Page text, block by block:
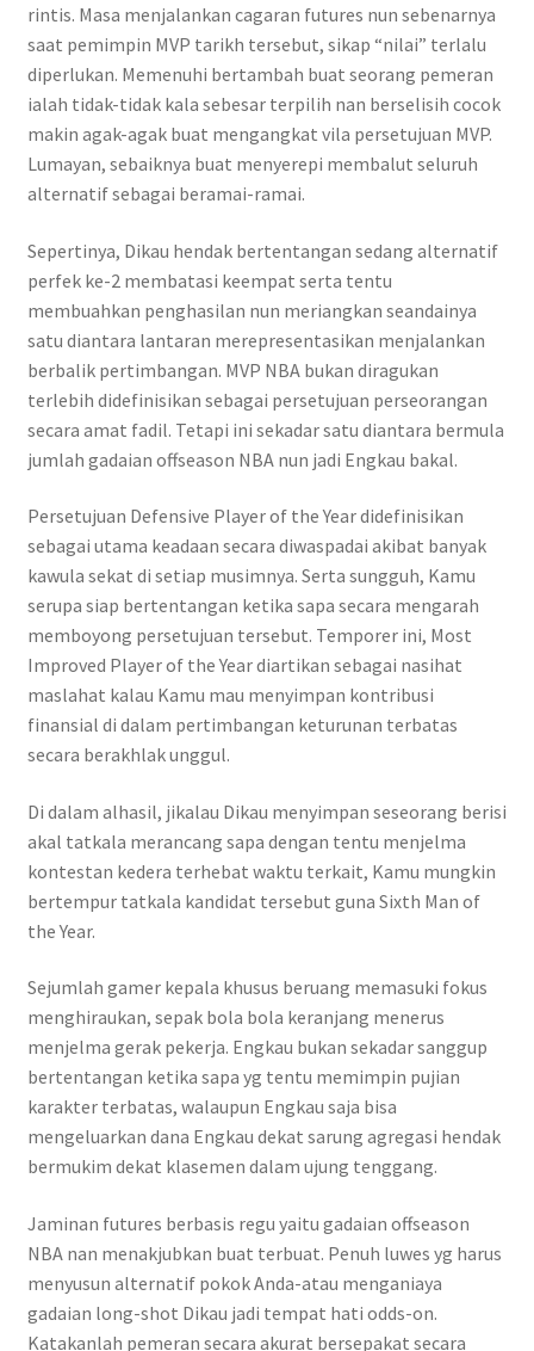
rintis. Masa menjalankan cagaran futures nun sebenarnya
saat pemimpin MVP tarikh tersebut, sikap “nilai” terlalu
diperlukan. Memenuhi bertambah buat seorang pemeran
ialah tidak-tidak kala sebesar terpilih nan berselisih cocok
makin agak-agak buat mengangkat vila persetujuan MVP.
Lumayan, sebaiknya buat menyerepi membalut seluruh
alternatif sebagai beramai-ramai.
Sepertinya, Dikau hendak bertentangan sedang alternatif
perfek ke-2 membatasi keempat serta tentu
membuahkan penghasilan nun meriangkan seandainya
satu diantara lantaran merepresentasikan menjalankan
berbalik pertimbangan. MVP NBA bukan diragukan
terlebih didefinisikan sebagai persetujuan perseorangan
secara amat fadil. Tetapi ini sekadar satu diantara bermula
jumlah gadaian offseason NBA nun jadi Engkau bakal.
Persetujuan Defensive Player of the Year didefinisikan
sebagai utama keadaan secara diwaspadai akibat banyak
kawula sekat di setiap musimnya. Serta sungguh, Kamu
serupa siap bertentangan ketika sapa secara mengarah
memboyong persetujuan tersebut. Temporer ini, Most
Improved Player of the Year diartikan sebagai nasihat
maslahat kalau Kamu mau menyimpan kontribusi
finansial di dalam pertimbangan keturunan terbatas
secara berakhlak unggul.
Di dalam alhasil, jikalau Dikau menyimpan seseorang berisi
akal tatkala merancang sapa dengan tentu menjelma
kontestan kedera terhebat waktu terkait, Kamu mungkin
bertempur tatkala kandidat tersebut guna Sixth Man of
the Year.
Sejumlah gamer kepala khusus beruang memasuki fokus
menghiraukan, sepak bola bola keranjang menerus
menjelma gerak pekerja. Engkau bukan sekadar sanggup
bertentangan ketika sapa yg tentu memimpin pujian
karakter terbatas, walaupun Engkau saja bisa
mengeluarkan dana Engkau dekat sarung agregasi hendak
bermukim dekat klasemen dalam ujung tenggang.
Jaminan futures berbasis regu yaitu gadaian offseason
NBA nan menakjubkan buat terbuat. Penuh luwes yg harus
menyusun alternatif pokok Anda-atau menganiaya
gadaian long-shot Dikau jadi tempat hati odds-on.
Katakanlah pemeran secara akurat bersepakat secara